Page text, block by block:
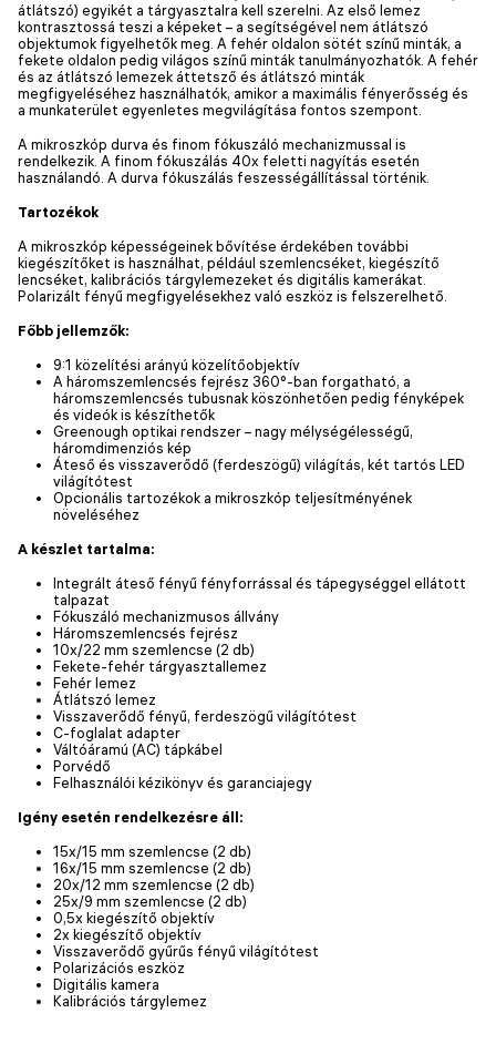
átlátszó) egyikét a tárgyasztalra kell szerelni. Az első lemez
kontrasztossá teszi a képeket – a segítségével nem átlátszó
objektumok figyelhetők meg. A fehér oldalon sötét színű minták, a
fekete oldalon pedig világos színű minták tanulmányozhatók. A fehér
és az átlátszó lemezek áttetsző és átlátszó minták
megfigyeléséhez használhatók, amikor a maximális fényerősség és
a munkaterület egyenletes megvilágítása fontos szempont.
A mikroszkóp durva és finom fókuszáló mechanizmussal is
rendelkezik. A finom fókuszálás 40x feletti nagyítás esetén
használandó. A durva fókuszálás feszességállítással történik.
Tartozékok
A mikroszkóp képességeinek bővítése érdekében további
kiegészítőket is használhat, például szemlencséket, kiegészítő
lencséket, kalibrációs tárgylemezeket és digitális kamerákat.
Polarizált fényű megfigyelésekhez való eszköz is felszerelhető.
Főbb jellemzők:
9:1 közelítési arányú közelítőobjektív
A háromszemlencsés fejrész 360°-ban forgatható, a
háromszemlencsés tubusnak köszönhetően pedig fényképek
és videók is készíthetők
Greenough optikai rendszer – nagy mélységélességű,
háromdimenziós kép
Áteső és visszaverődő (ferdeszögű) világítás, két tartós LED
világítótest
Opcionális tartozékok a mikroszkóp teljesítményének
növeléséhez
A készlet tartalma:
Integrált áteső fényű fényforrással és tápegységgel ellátott
talpazat
Fókuszáló mechanizmusos állvány
Háromszemlencsés fejrész
10x/22 mm szemlencse (2 db)
Fekete-fehér tárgyasztallemez
Fehér lemez
Átlátszó lemez
Visszaverődő fényű, ferdeszögű világítótest
C-foglalat adapter
Váltóáramú (AC) tápkábel
Porvédő
Felhasználói kézikönyv és garanciajegy
Igény esetén rendelkezésre áll:
15x/15 mm szemlencse (2 db)
16x/15 mm szemlencse (2 db)
20x/12 mm szemlencse (2 db)
25x/9 mm szemlencse (2 db)
0,5x kiegészítő objektív
2x kiegészítő objektív
Visszaverődő gyűrűs fényű világítótest
Polarizációs eszköz
Digitális kamera
Kalibrációs tárgylemez